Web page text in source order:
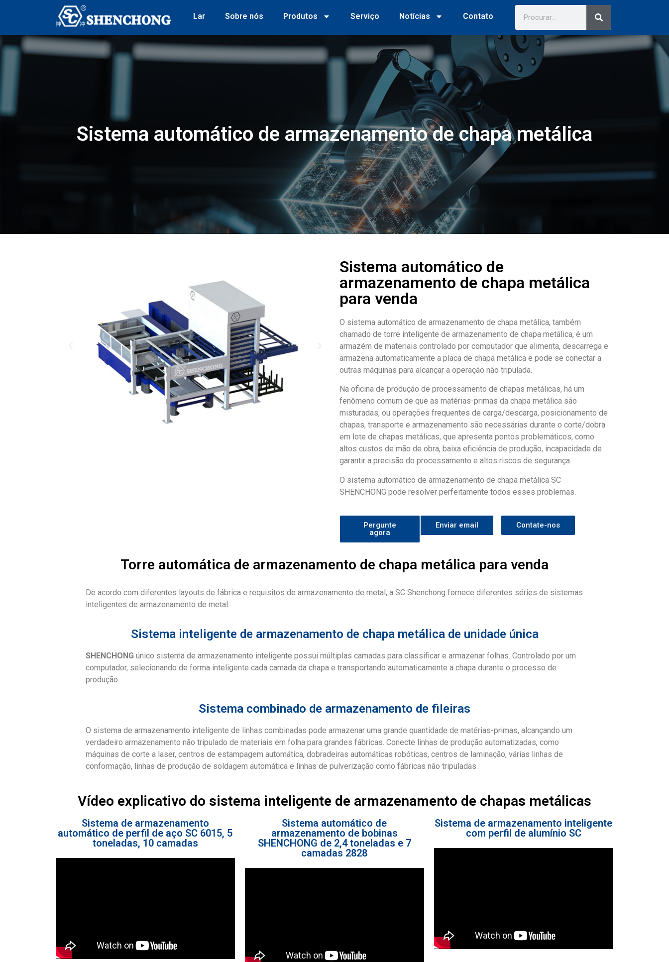
Lar Sobre nós Produtos Serviço Notícias Contato
Sistema automático de armazenamento de chapa metálica
Sistema automático de
armazenamento de chapa metálica
para venda
O sistema automático de armazenamento de chapa metálica, também
chamado de torre inteligente de armazenamento de chapa metálica, é um
armazém de materiais controlado por computador que alimenta, descarrega e
armazena automaticamente a placa de chapa metálica e pode se conectar a
outras máquinas para alcançar a operação não tripulada.
Na oficina de produção de processamento de chapas metálicas, há um
fenômeno comum de que as matérias-primas da chapa metálica são
misturadas, ou operações frequentes de carga/descarga, posicionamento de
chapas, transporte e armazenamento são necessárias durante o corte/dobra
em lote de chapas metálicas, que apresenta pontos problemáticos, como
altos custos de mão de obra, baixa eficiência de produção, incapacidade de
garantir a precisão do processamento e altos riscos de segurança.
O sistema automático de armazenamento de chapa metálica SC
SHENCHONG pode resolver perfeitamente todos esses problemas.
Pergunte
agora
Enviar email Contate-nos
Torre automática de armazenamento de chapa metálica para venda
De acordo com diferentes layouts de fábrica e requisitos de armazenamento de metal, a SC Shenchong fornece diferentes séries de sistemas
inteligentes de armazenamento de metal:
Sistema inteligente de armazenamento de chapa metálica de unidade única
SHENCHONG único sistema de armazenamento inteligente possui múltiplas camadas para classificar e armazenar folhas. Controlado por um
computador, selecionando de forma inteligente cada camada da chapa e transportando automaticamente a chapa durante o processo de
produção.
Sistema combinado de armazenamento de fileiras
O sistema de armazenamento inteligente de linhas combinadas pode armazenar uma grande quantidade de matérias-primas, alcançando um
verdadeiro armazenamento não tripulado de materiais em folha para grandes fábricas. Conecte linhas de produção automatizadas, como
máquinas de corte a laser, centros de estampagem automática, dobradeiras automáticas robóticas, centros de laminação, várias linhas de
conformação, linhas de produção de soldagem automática e linhas de pulverização como fábricas não tripuladas.
Vídeo explicativo do sistema inteligente de armazenamento de chapas metálicas
Sistema de armazenamento
automático de perfil de aço SC 6015, 5
toneladas, 10 camadas
Sistema automático de
armazenamento de bobinas
SHENCHONG de 2,4 toneladas e 7
camadas 2828
Sistema de armazenamento inteligente
com perfil de alumínio SC